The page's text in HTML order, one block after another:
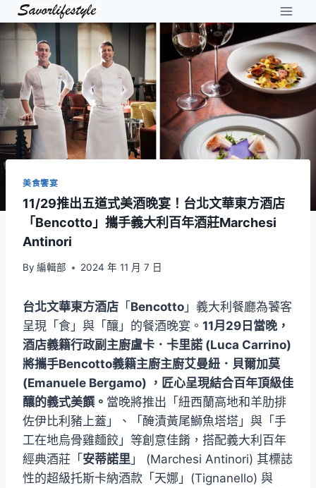
Skip
to
content
美食饗宴
11/29推出五道式美酒晚宴！台北文華東方酒店
「Bencotto」攜手義大利百年酒莊Marchesi
Antinori
By 編輯部 2024 年 11 月 7 日
台北文華東方酒店 「 Bencotto 」義大利餐廳為饕客
呈現「食」與「釀」的餐酒晚宴。 11月29日當晚，
酒店義籍行政副主廚盧卡．卡里諾 (Luca Carrino)
將攜手Bencotto義籍主廚主廚艾曼紐．貝爾加莫
(Emanuele Bergamo) ，匠心呈現結合百年頂級佳
釀的義式美饌。 當晚將推出「紐西蘭高地和羊肋排
佐伊比利豬上蓋」、「醃漬黃尾鰤魚塔塔」與「手
工在地烏骨雞麵餃」等創意佳餚，搭配義大利百年
經典酒莊「 安蒂諾里 」 (Marchesi Antinori) 其標誌
性的超級托斯卡納酒款「天娜」(Tignanello) 與